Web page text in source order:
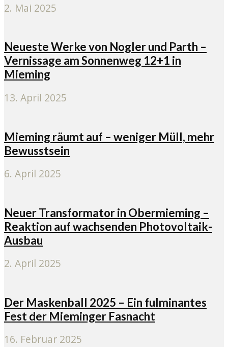
2. Mai 2025
Neueste Werke von Nogler und Parth –
Vernissage am Sonnenweg 12+1 in
Mieming
13. April 2025
Mieming räumt auf – weniger Müll, mehr
Bewusstsein
6. April 2025
Neuer Transformator in Obermieming –
Reaktion auf wachsenden Photovoltaik-
Ausbau
2. April 2025
Der Maskenball 2025 – Ein fulminantes
Fest der Mieminger Fasnacht
16. Februar 2025